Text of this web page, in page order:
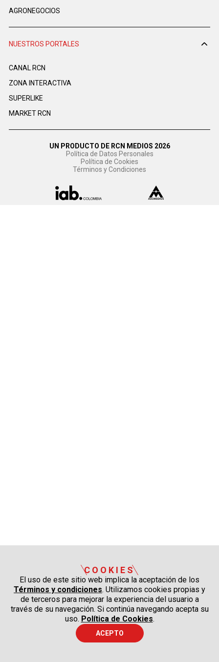
AGRONEGOCIOS
NUESTROS PORTALES
CANAL RCN
ZONA INTERACTIVA
SUPERLIKE
MARKET RCN
UN PRODUCTO DE RCN MEDIOS 2026
Política de Datos Personales
Política de Cookies
Términos y Condiciones
COOKIES
El uso de este sitio web implica la aceptación de los
Términos y condiciones. Utilizamos cookies propias y
de terceros para mejorar la experiencia del usuario a
través de su navegación. Si continúa navegando acepta su
uso. Política de Cookies.
ACEPTO